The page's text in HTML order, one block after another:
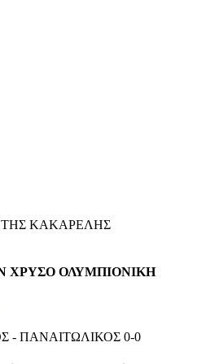
ΚΑΚΑΡΕΛΗΣ
ΧΡΥΣΟ ΟΛΥΜΠΙΟΝΙΚΗ
- ΠΑΝΑΙΤΩΛΙΚΟΣ 0-0